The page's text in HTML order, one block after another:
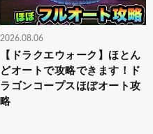
2026.08.06
【ドラクエウォーク】ほとん
どオートで攻略できます！ド
ラゴンコープスほぼオート攻
略